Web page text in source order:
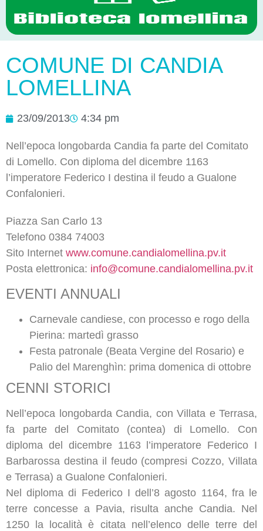
COMUNE DI CANDIA
LOMELLINA
23/09/2013 4:34 pm
Nell’epoca longobarda Candia fa parte del Comitato
di Lomello. Con diploma del dicembre 1163
l’imperatore Federico I destina il feudo a Gualone
Confalonieri.
Piazza San Carlo 13
Telefono 0384 74003
Sito Internet www.comune.candialomellina.pv.it
Posta elettronica: info@comune.candialomellina.pv.it
EVENTI ANNUALI
Carnevale candiese, con processo e rogo della
Pierina: martedì grasso
Festa patronale (Beata Vergine del Rosario) e
Palio del Marenghìn: prima domenica di ottobre
CENNI STORICI
Nell’epoca longobarda Candia, con Villata e Terrasa,
fa parte del Comitato (contea) di Lomello. Con
diploma del dicembre 1163 l’imperatore Federico I
Barbarossa destina il feudo (compresi Cozzo, Villata
e Terrasa) a Gualone Confalonieri.
Nel diploma di Federico I dell’8 agosto 1164, fra le
terre concesse a Pavia, risulta anche Candia. Nel
1250 la località è citata nell’elenco delle terre del